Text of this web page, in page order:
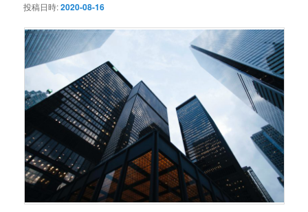
投稿日時:2020-08-16